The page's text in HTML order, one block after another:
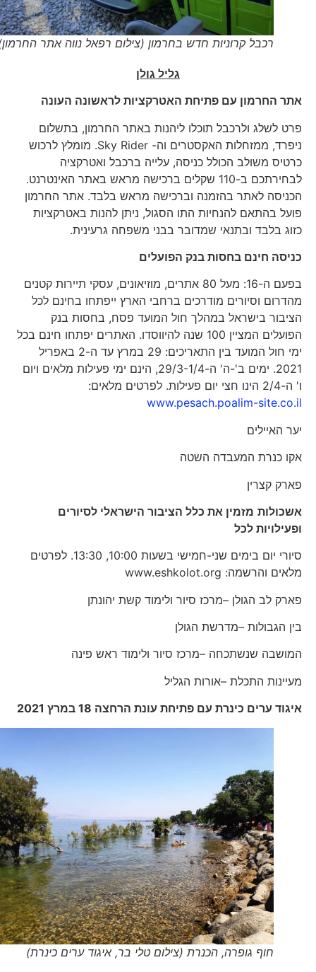
רכבל קרוניות חדש בחרמון (צילום רפאל נווה אתר החרמון)
גליל גולן
אתר החרמון עם פתיחת האטרקציות לראשונה העונה
פרט לשלג ולרכבל תוכלו ליהנות באתר החרמון, בתשלום
ניפרד, ממזחלות האקסטרים וה- Sky Rider. מומלץ לרכוש
כרטיס משולב הכולל כניסה, עלייה ברכבל ואטרקציה
לבחירתכם ב-110 שקלים ברכישה מראש באתר האינטרנט.
הכניסה לאתר בהזמנה וברכישה מראש בלבד. אתר החרמון
פועל בהתאם להנחיות התו הסגול, ניתן להנות באטרקציות
כזוג בלבד ובתנאי שמדובר בבני משפחה גרעינית.
כניסה חינם בחסות בנק הפועלים
בפעם ה-16: מעל 80 אתרים, מוזיאונים, עסקי תיירות קטנים
מהדרום וסיורים מודרכים ברחבי הארץ ייפתחו בחינם לכל
הציבור בישראל במהלך חול המועד פסח, בחסות בנק
הפועלים המציין 100 שנה להיווסדו. האתרים יפתחו חינם בכל
ימי חול המועד בין התאריכים: 29 במרץ עד ה-2 באפריל
2021. ימים ב'-ה' ה-29/3-1/4, הינם ימי פעילות מלאים ויום
ו' ה-2/4 הינו חצי יום פעילות. לפרטים מלאים:
www.pesach.poalim-site.co.il
יער האיילים
אקו כנרת המעבדה השטה
פארק קצרין
אשכולות מזמין את כלל הציבור הישראלי לסיורים
ופעילויות לכל
סיורי יום בימים שני-חמישי בשעות 10:00, 13:30. לפרטים
מלאים והרשמה: www.eshkolot.org
פארק לב הגולן –מרכז סיור ולימוד קשת יהונתן
בין הגבולות –מדרשת הגולן
המושבה שנשתכחה –מרכז סיור ולימוד ראש פינה
מעיינות התכלת –אורות הגליל
איגוד ערים כינרת עם פתיחת עונת הרחצה 18 במרץ 2021
חוף גופרה, הכנרת (צילום טלי בר, איגוד ערים כינרת)